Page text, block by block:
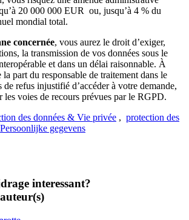
20 000 000 EUR ou, jusqu’à 4 % du
mondial total.
concernée, vous aurez le droit d’exiger,
la transmission de vos données sous le
et dans un délai raisonnable. À
la part du responsable de traitement dans le
de refus injustifié d’accéder à votre demande,
les voies de recours prévues par le RGPD.
des données & Vie privée , protection des
Persoonlijke gegevens
interessant?